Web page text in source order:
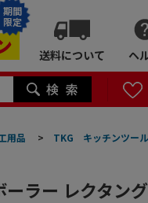
期間
限定
送料について ヘ
用品 > TKG キッチンツー
ラー レクタン